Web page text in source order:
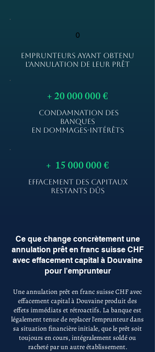
0
EMPRUNTEURS AYANT OBTENU
L'ANNULATION DE LEUR PRÊT
+20 000 000€
CONDAMNATION DES
BANQUES
EN DOMMAGES-INTÉRÊTS
+ 15 000 000€
EFFACEMENT DES CAPITAUX
RESTANTS DÛS
Ce que change concrètement une
annulation prêt en franc suisse CHF
avec effacement capital à Douvaine
pour l'emprunteur
Une annulation prêt en franc suisse CHF avec
effacement capital à Douvaine produit des
effets immédiats et rétroactifs. La banque est
légalement tenue de replacer l'emprunteur dans
sa situation financière initiale, que le prêt soit
toujours en cours, intégralement soldé ou
racheté par un autre établissement.